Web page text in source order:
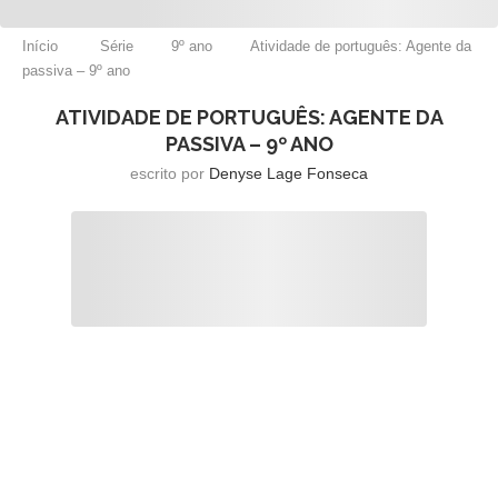
Início Série 9º ano
Atividade de português: Agente da
passiva – 9º ano
ATIVIDADE DE PORTUGUÊS: AGENTE DA
PASSIVA – 9º ANO
escrito por Denyse Lage Fonseca